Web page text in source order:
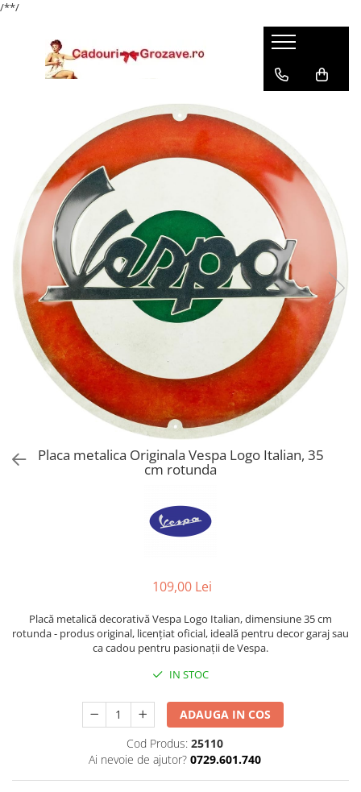
/**/
Placa metalica Originala Vespa Logo Italian, 35
cm rotunda
109,00 Lei
Placă metalică decorativă Vespa Logo Italian, dimensiune 35 cm
rotunda - produs original, licențiat oficial, ideală pentru decor garaj sau
ca cadou pentru pasionații de Vespa.
IN STOC
ADAUGA IN COS
Cod Produs: 25110
Ai nevoie de ajutor? 0729.601.740